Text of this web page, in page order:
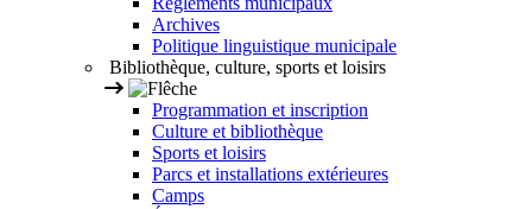
Archives
Politique linguistique municipale
Bibliothèque, culture, sports et loisirs
Programmation et inscription
Culture et bibliothèque
Sports et loisirs
Parcs et installations extérieures
Camps